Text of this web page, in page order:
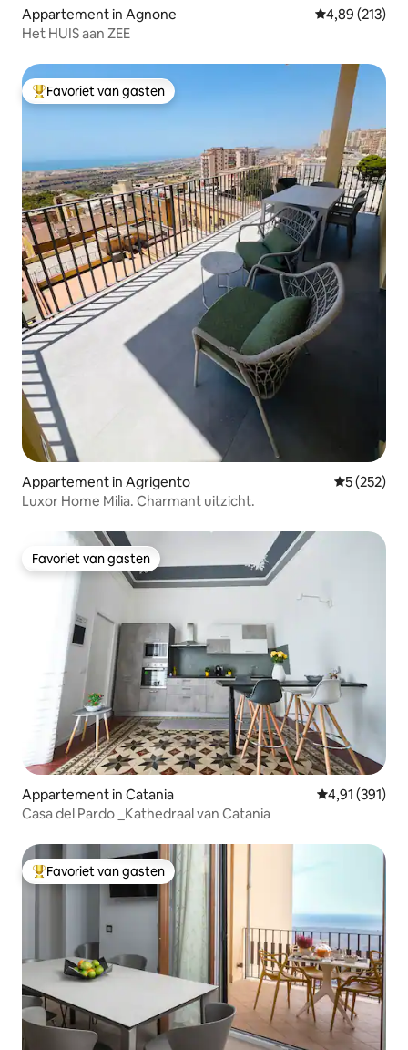
Appartement in Agnone Gemiddelde
4,89 (213)
Het HUIS aan ZEE
Topfavoriet van gasten
Favoriet van gasten
Appartement in Agrigento
5 (252)
Luxor Home Milia. Charmant uitzicht.
Favoriet van gasten
Favoriet van gasten
Appartement in Catania Gemiddelde
4,91 (391)
Casa del Pardo _Kathedraal van Catania
Topfavoriet van gasten
Favoriet van gasten